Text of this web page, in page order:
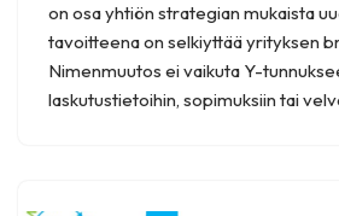
on osa yhtiön strategian mukaista
tavoitteena on selkiyttää yrityksen
Nimenmuutos ei vaikuta Y-
laskutustietoihin, sopimuksiin tai